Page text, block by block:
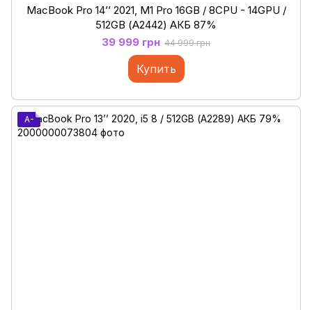
MacBook Pro 14’’ 2021, M1 Pro 16GB / 8CPU - 14GPU /
512GB (А2442) АКБ 87%
39 999 грн 44 999 грн
Купить
A-